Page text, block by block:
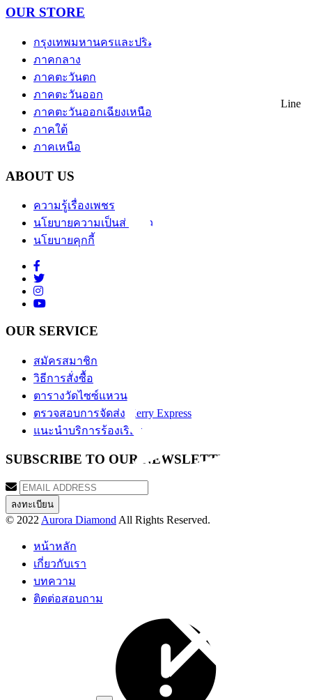
OUR STORE
กรุงเทพมหานครและปริมณฑล
ภาคกลาง
ภาคตะวันตก
ภาคตะวันออก
ภาคตะวันออกเฉียงเหนือ
ภาคใต้
ภาคเหนือ
ABOUT US
ความรู้เรื่องเพชร
นโยบายความเป็นส่วนตัว
นโยบายคุกกี้
OUR SERVICE
สมัครสมาชิก
วิธีการสั่งซื้อ
ตารางวัดไซซ์แหวน
ตรวจสอบการจัดส่ง Kerry Express
แนะนำบริการร้องเรียน
SUBSCRIBE TO OUR NEWSLETTER
© 2022 Aurora Diamond All Rights Reserved.
หน้าหลัก
เกี่ยวกับเรา
บทความ
ติดต่อสอบถาม
Line